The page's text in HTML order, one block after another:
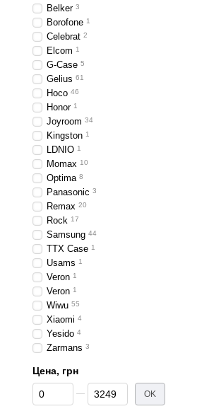
Belker 3
Borofone 1
Celebrat 2
Elcom 1
G-Case 5
Gelius 61
Hoco 46
Honor 1
Joyroom 34
Kingston 1
LDNIO 1
Momax 10
Optima 8
Panasonic 3
Remax 20
Rock 17
Samsung 44
TTX Case 1
Usams 1
Veron 1
Veron 1
Wiwu 55
Xiaomi 4
Yesido 4
Zarmans 3
Цена, грн
От Цена, грн
До Цена, грн OK